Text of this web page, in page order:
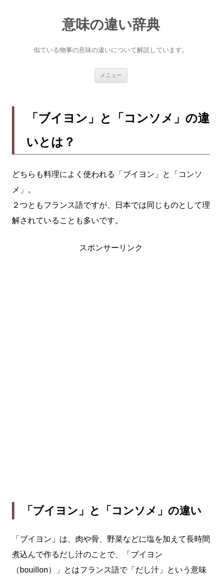
意味の違い辞典
似ている物事の意味の違いについて解説しています。
メニュー
ス
「ブイヨン」と「コンソメ」の違
いとは？
どちらも料理によく使われる「ブイヨン」と「コンソ
メ」。
２つともフランス語ですが、日本では同じものとして理
解されていることも多いです。
スポンサーリンク
「ブイヨン」と「コンソメ」の違い
「ブイヨン」は、肉や骨、野菜などに塩を加えて長時間
煮込んで作るだし汁のことで、「ブイヨン
（bouillon）」とはフランス語で「だし汁」という意味